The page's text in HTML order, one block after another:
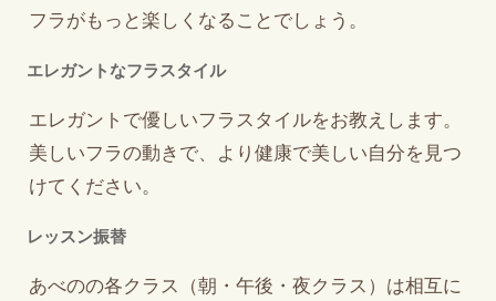
フラがもっと楽しくなることでしょう。
エレガントなフラスタイル
エレガントで優しいフラスタイルをお教えします。
美しいフラの動きで、より健康で美しい自分を見つ
けてください。
レッスン振替
あべのの各クラス（朝・午後・夜クラス）は相互に